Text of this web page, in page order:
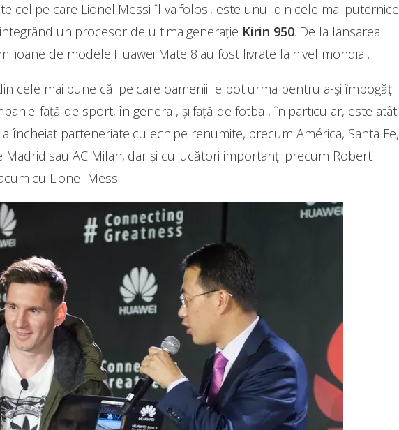
cel pe care Lionel Messi îl va folosi, este unul din cele mai puternice
un procesor de ultima generație Kirin 950. De la lansarea
de modele Huawei Mate 8 au fost livrate la nivel mondial.
cele mai bune căi pe care oamenii le pot urma pentru a-și îmbogăți
față de sport, în general, și față de fotbal, în particular, este atât
încheiat parteneriate cu echipe renumite, precum América, Santa Fe,
Madrid sau AC Milan, dar și cu jucători importanți precum Robert
cu Lionel Messi.